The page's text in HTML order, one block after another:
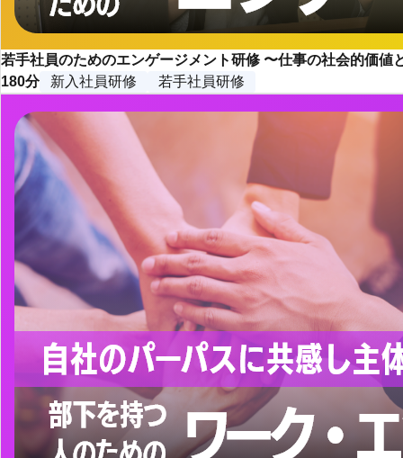
若手社員のためのエンゲージメント研修 〜仕事の社会的価値
180分
新入社員研修 若手社員研修